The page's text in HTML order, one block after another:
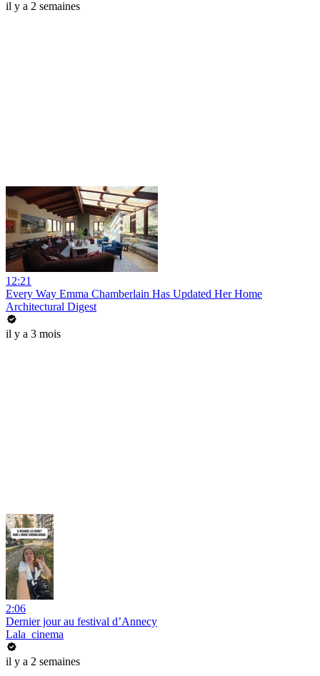
il y a 2 semaines
12:21
Every Way Emma Chamberlain Has Updated Her Home
Architectural Digest
il y a 3 mois
2:06
Dernier jour au festival d’Annecy
Lala_cinema
il y a 2 semaines